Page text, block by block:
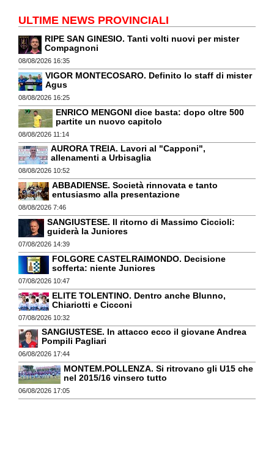
ULTIME NEWS PROVINCIALI
RIPE SAN GINESIO. Tanti volti nuovi per mister
Compagnoni
08/08/2026 16:35
VIGOR MONTECOSARO. Definito lo staff di mister
Agus
08/08/2026 16:25
ENRICO MENGONI dice basta: dopo oltre 500
partite un nuovo capitolo
08/08/2026 11:14
AURORA TREIA. Lavori al "Capponi",
allenamenti a Urbisaglia
08/08/2026 10:52
ABBADIENSE. Società rinnovata e tanto
entusiasmo alla presentazione
08/08/2026 7:46
SANGIUSTESE. Il ritorno di Massimo Ciccioli:
guiderà la Juniores
07/08/2026 14:39
FOLGORE CASTELRAIMONDO. Decisione
sofferta: niente Juniores
07/08/2026 10:47
ELITE TOLENTINO. Dentro anche Blunno,
Chiariotti e Cicconi
07/08/2026 10:32
SANGIUSTESE. In attacco ecco il giovane Andrea
Pompili Pagliari
06/08/2026 17:44
MONTEM.POLLENZA. Si ritrovano gli U15 che
nel 2015/16 vinsero tutto
06/08/2026 17:05